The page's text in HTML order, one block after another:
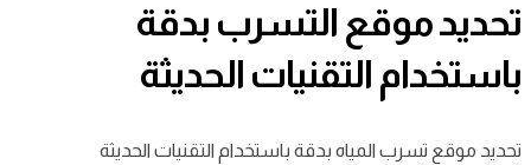
تحديد موقع التسرب بدقة
باستخدام التقنيات الحديثة
تحديد موقع تسرب المياه بدقة باستخدام التقنيات الحديثة